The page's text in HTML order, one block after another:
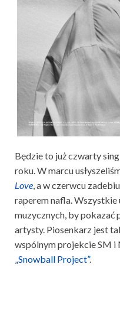
Będzie to już czwarty
roku. W marcu
Love , a w czerwcu
raperem nafla.
muzycznych, by pokazać
artysty. Piosenkarz jest
wspólnym projekcie SM i
„Snowball Project”.